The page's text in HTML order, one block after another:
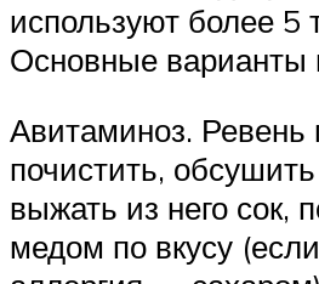
используют более 5
Основные варианты
Авитаминоз. Ревень
почистить,
выжать из него сок,
медом по вкусу